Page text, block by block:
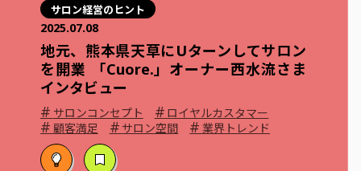
サロン経営のヒント
2025.07.08
地元、熊本県天草にUターンしてサロン
を開業 「Cuore.」オーナー西水流さま
インタビュー
# サロンコンセプト # ロイヤルカスタマー
# 顧客満足 # サロン空間 # 業界トレンド